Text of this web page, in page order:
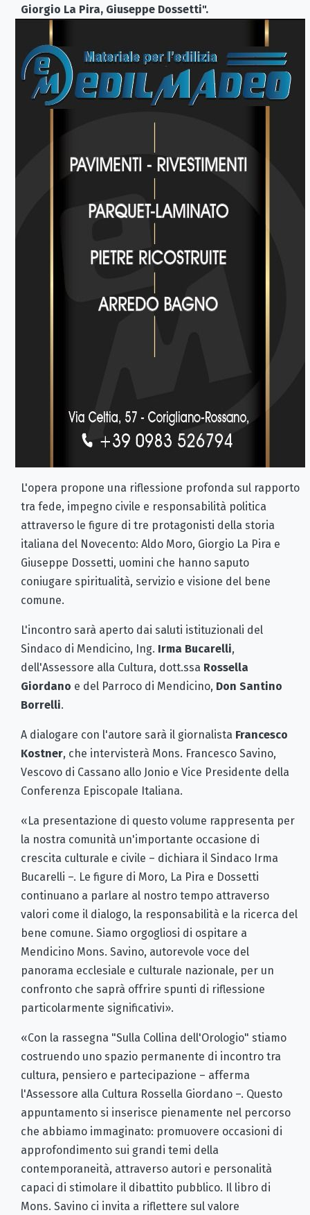
Giorgio La Pira, Giuseppe Dossetti".
L'opera propone una riflessione profonda sul rapporto
tra fede, impegno civile e responsabilità politica
attraverso le figure di tre protagonisti della storia
italiana del Novecento: Aldo Moro, Giorgio La Pira e
Giuseppe Dossetti, uomini che hanno saputo
coniugare spiritualità, servizio e visione del bene
comune.
L'incontro sarà aperto dai saluti istituzionali del
Sindaco di Mendicino, Ing. Irma Bucarelli,
dell'Assessore alla Cultura, dott.ssa Rossella
Giordano e del Parroco di Mendicino, Don Santino
Borrelli.
A dialogare con l'autore sarà il giornalista Francesco
Kostner, che intervisterà Mons. Francesco Savino,
Vescovo di Cassano allo Jonio e Vice Presidente della
Conferenza Episcopale Italiana.
«La presentazione di questo volume rappresenta per
la nostra comunità un'importante occasione di
crescita culturale e civile – dichiara il Sindaco Irma
Bucarelli –. Le figure di Moro, La Pira e Dossetti
continuano a parlare al nostro tempo attraverso
valori come il dialogo, la responsabilità e la ricerca del
bene comune. Siamo orgogliosi di ospitare a
Mendicino Mons. Savino, autorevole voce del
panorama ecclesiale e culturale nazionale, per un
confronto che saprà offrire spunti di riflessione
particolarmente significativi».
«Con la rassegna "Sulla Collina dell'Orologio" stiamo
costruendo uno spazio permanente di incontro tra
cultura, pensiero e partecipazione – afferma
l'Assessore alla Cultura Rossella Giordano –. Questo
appuntamento si inserisce pienamente nel percorso
che abbiamo immaginato: promuovere occasioni di
approfondimento sui grandi temi della
contemporaneità, attraverso autori e personalità
capaci di stimolare il dibattito pubblico. Il libro di
Mons. Savino ci invita a riflettere sul valore